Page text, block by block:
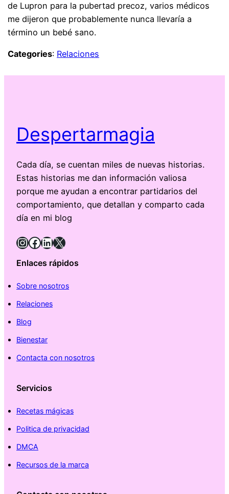
de Lupron para la pubertad precoz, varios médicos
me dijeron que probablemente nunca llevaría a
término un bebé sano.
Categories: Relaciones
Despertarmagia
Cada día, se cuentan miles de nuevas historias.
Estas historias me dan información valiosa
porque me ayudan a encontrar partidarios del
comportamiento, que detallan y comparto cada
día en mi blog
InstagramFacebook LinkedIn X
Enlaces rápidos
Sobre nosotros
Relaciones
Blog
Bienestar
Contacta con nosotros
Servicios
Recetas mágicas
Politica de privacidad
DMCA
Recursos de la marca